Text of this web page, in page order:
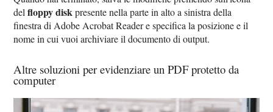
delfloppy diskpresente nella parte in alto a sinistra della
finestra di Adobe Acrobat Reader e specifica la posizione e il
nome in cui vuoi archiviare il documento di output.
Altre soluzioni per evidenziare un PDF protetto da
computer